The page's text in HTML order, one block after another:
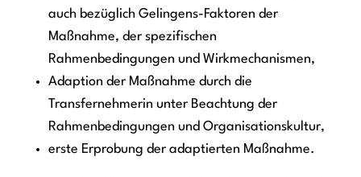
auch bezüglich Gelingens-Faktoren der
Maßnahme, der spezifischen
Rahmenbedingungen und Wirkmechanismen,
Adaption der Maßnahme durch die
Transfernehmerin unter Beachtung der
Rahmenbedingungen und Organisationskultur,
erste Erprobung der adaptierten Maßnahme.